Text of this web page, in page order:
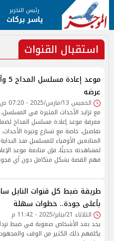
رئيس التحرير
ياسر بركات
استقبال القنوات
عرضه
الخميس 13/مارس/2025 - 07:20 ص
مع تزايد الأحداث المثيرة في
معرفة موعد إعادة مسلسل المداح
تفاصيل، خاصة مع تسارع وتيرة
المتابعين الأوفياء للمسلسل منذ
لمشاهدته حديثًا، فإن متابعة موعد
فهم القصة بشكل متكامل دون أي
طريقة ضبط كل قنوات النايل
بأعلى جودة.. خطوات سهلة
الثلاثاء 21/يناير/2025 - 11:42 م
يجد بعد الأشخاص صعوبة في ضبط
يكلفهم ذلك الكثير من الوقت